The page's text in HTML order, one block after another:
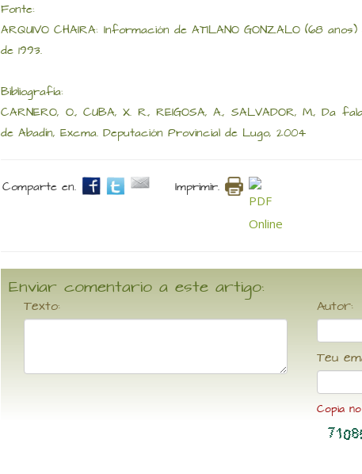
Fonte:
ARQUIVO CHAIRA: Información de ATILANO GONZALO (68
de 1993.
Bibliografía:
CARNERO, O., CUBA, X. R., REIGOSA, A., SALVADOR, M.,
de Abadín, Excma. Deputación Provincial de Lugo, 2004
Comparte en. Imprimir.
Enviar comentario a este artigo:
Texto: Autor:
Teu
Copia